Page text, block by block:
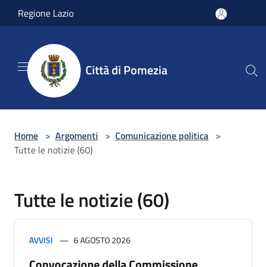
Salta al contenuto principale
Regione Lazio
Città di Pomezia
Home > Argomenti > Comunicazione politica >
Tutte le notizie (60)
Tutte le notizie (60)
AVVISI 6 AGOSTO 2026